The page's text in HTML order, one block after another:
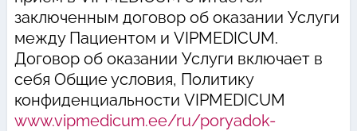
заключенным договор об оказании Услуги
между Пациентом и VIPMEDICUM.
Договор об оказании Услуги включает в
себя Общие условия, Политику
конфиденциальности VIPMEDICUM
www.vipmedicum.ee/ru/poryadok-